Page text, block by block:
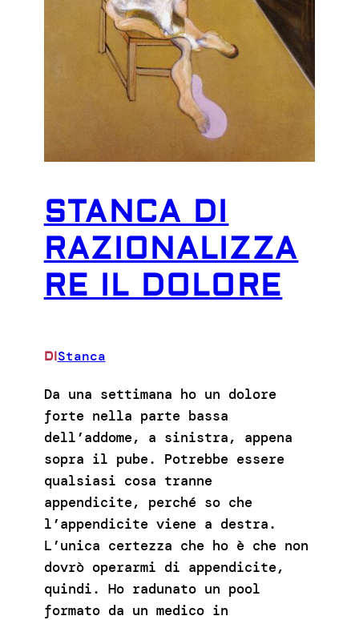
STANCA DI
RAZIONALIZZA
RE IL DOLORE
DIStanca
Da una settimana ho un dolore
forte nella parte bassa
dell’addome, a sinistra, appena
sopra il pube. Potrebbe essere
qualsiasi cosa tranne
appendicite, perché so che
l’appendicite viene a destra.
L’unica certezza che ho è che non
dovrò operarmi di appendicite,
quindi. Ho radunato un pool
formato da un medico in